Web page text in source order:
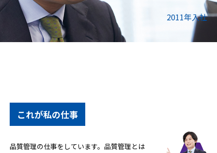
2011年入社
これが私の仕事
品質管理の仕事をしています。品質管理とは